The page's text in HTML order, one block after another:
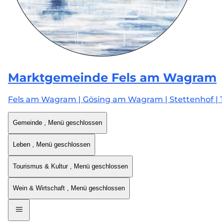
Marktgemeinde Fels am Wagram
Fels am Wagram | Gösing am Wagram | Stettenhof |
Gemeinde , Menü geschlossen
Leben , Menü geschlossen
Tourismus & Kultur , Menü geschlossen
Wein & Wirtschaft , Menü geschlossen